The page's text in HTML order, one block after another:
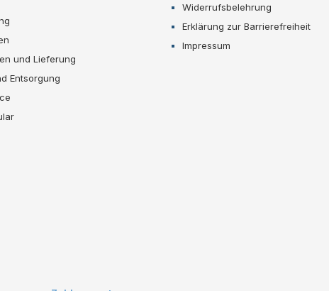
und Lieferung
Entsorgung
Widerrufsbelehrung
Erklärung zur Barrierefreiheit
Impressum